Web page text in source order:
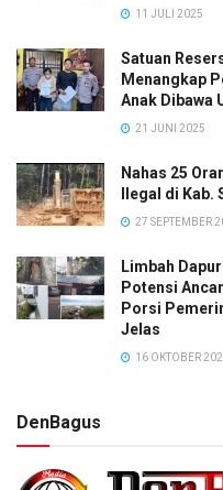
11 JULI 2025
Satuan
Menangkap
Anak Dibawa
21 JUNI 2025
Nahas 25
Ilegal di
27 SEPTEMBER
Limbah
Potensi
Porsi
Jelas
16 OKTOBER
DenBagus